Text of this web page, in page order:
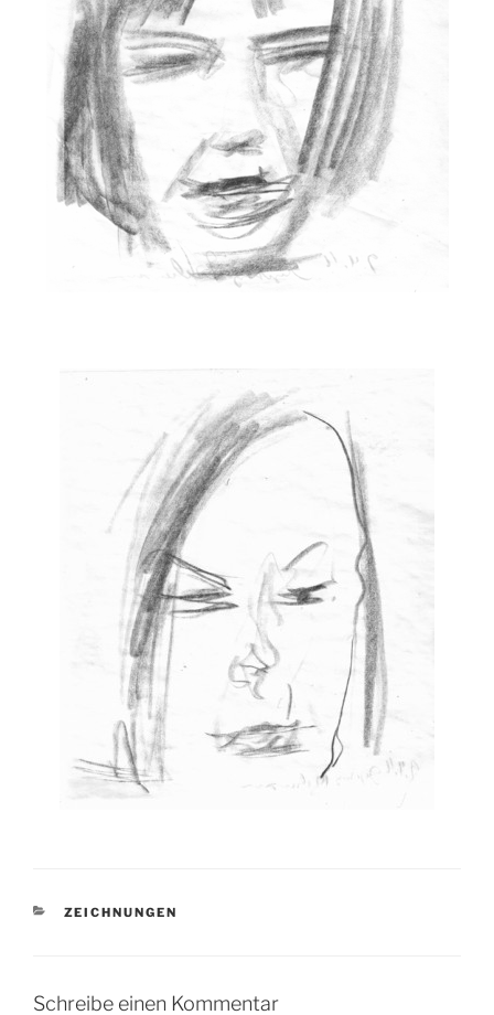
KATEGORIEN
ZEICHNUNGEN
Schreibe einen Kommentar